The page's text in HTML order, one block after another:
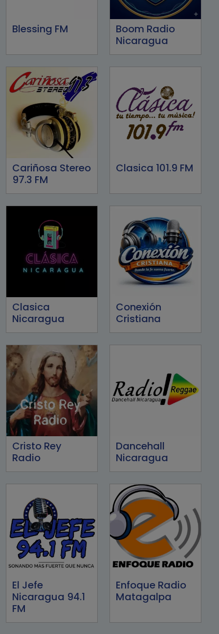
Blessing FM
Boom Radio
Nicaragua
Cariñosa Stereo
97.3 FM
Clasica 101.9 FM
Clasica
Nicaragua
Conexión
Cristiana
Cristo Rey
Radio
Dancehall
Nicaragua
El Jefe
Nicaragua 94.1
FM
Enfoque Radio
Matagalpa